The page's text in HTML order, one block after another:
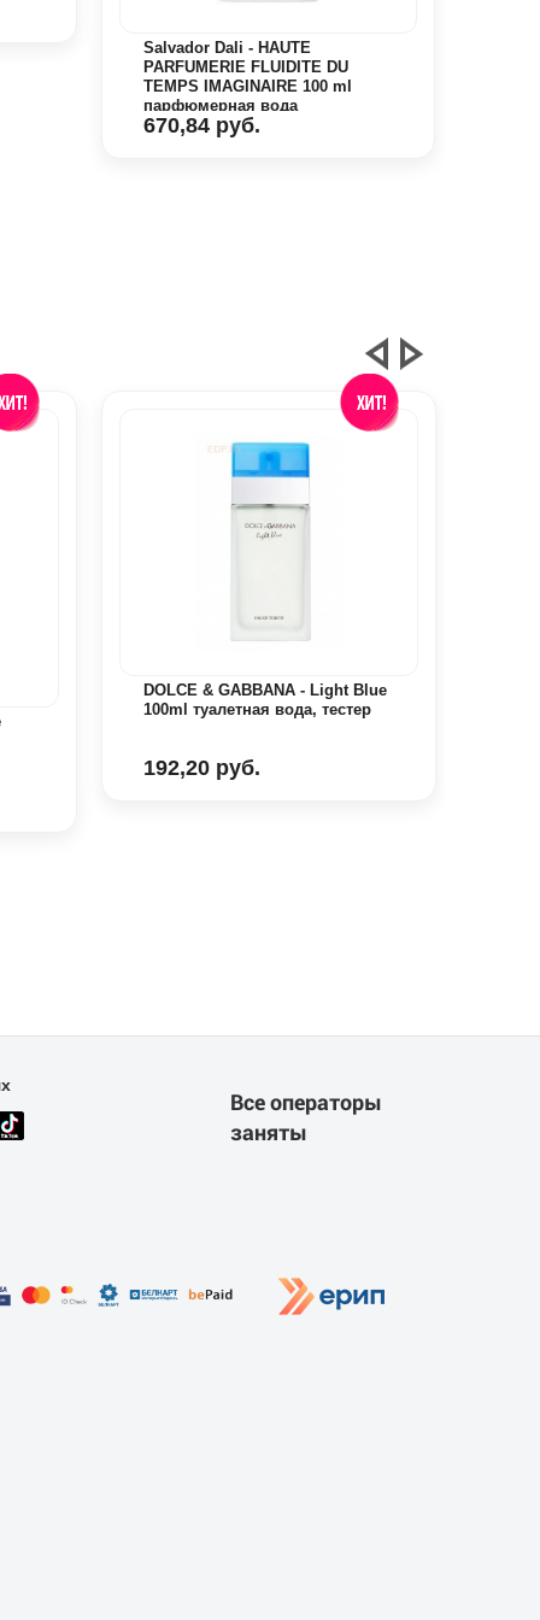
Salvador Dali - HAUTE
PARFUMERIE FLUIDITE DU
TEMPS IMAGINAIRE 100 ml
парфюмерная вода
670,84 руб.
DOLCE & GABBANA - Light Blue
100ml туалетная вода, тестер
192,20 руб.
Все операторы
заняты